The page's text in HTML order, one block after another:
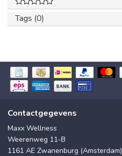
Tags (0)
Contactgegevens
Maxx Wellness
Weerenweg 11-B
1161 AE Zwanenburg (Amsterdam)